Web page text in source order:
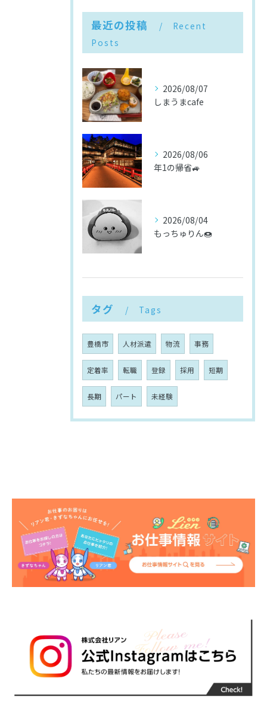
最近の投稿
Recent
Posts
2026/08/07
しまうまcafe
2026/08/06
年1の帰省🚙
2026/08/04
もっちゅりん🍩
タグ Tags
豊橋市 人材派遣 物流 事務
定着率 転職 登録 採用 短期
長期 パート 未経験